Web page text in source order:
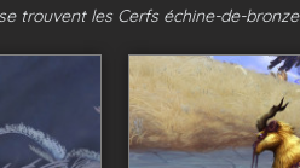
trouvent les Cerfs échine-de-bronze